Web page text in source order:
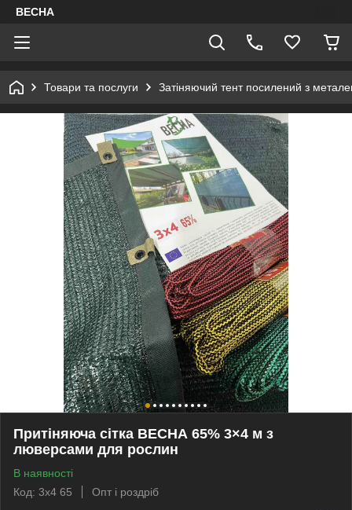
ВЕСНА
Товари та послуги Затіняючий тент посилений з
Притіняюча сітка ВЕСНА 65% 3×4 м з
люверсами для рослин
В наявності
Код: 3х4 65
Опт і роздріб